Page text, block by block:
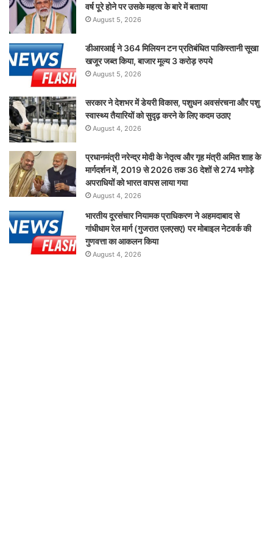
वर्ष पूरे होने पर उसके महत्व के बारे में बताया
August 5, 2026
डीआरआई ने 364 मिलियन टन प्रतिबंधित पाकिस्तानी सूखा
खजूर जब्त किया, बाजार मूल्य 3 करोड़ रुपये
August 5, 2026
सरकार ने देशभर में डेयरी विकास, पशुधन अवसंरचना और पशु
स्वास्थ्य तैयारियों को सुदृढ़ करने के लिए कदम उठाए
August 4, 2026
प्रधानमंत्री नरेन्द्र मोदी के नेतृत्व और गृह मंत्री अमित शाह के
मार्गदर्शन में, 2019 से 2026 तक 36 देशों से 274 भगोड़े
अपराधियों को भारत वापस लाया गया
August 4, 2026
भारतीय दूरसंचार नियामक प्राधिकरण ने अहमदाबाद से
गांधीधाम रेल मार्ग (गुजरात एलएसए) पर मोबाइल नेटवर्क की
गुणवत्ता का आकलन किया
August 4, 2026